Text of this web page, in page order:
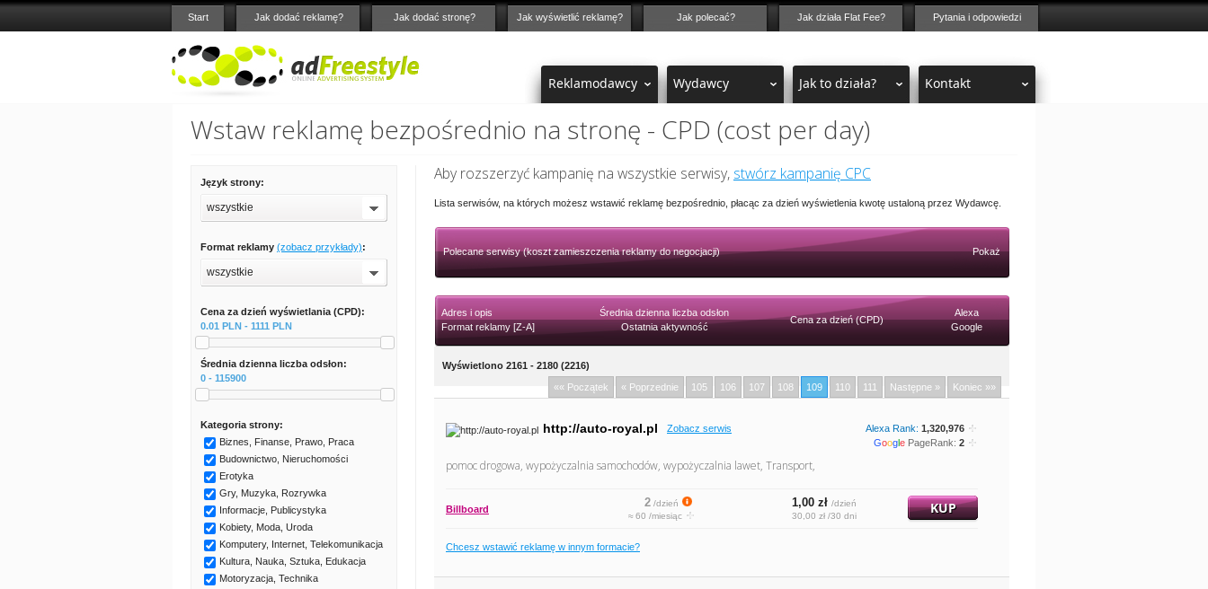
Start Jak dodać reklamę? Jak dodać stronę? Jak wyświetlić reklamę? Jak polecać? Jak działa Flat Fee? Pytania i odpowiedzi
Reklamodawcy Wydawcy Jak to działa? Kontakt
Wstaw reklamę bezpośrednio na stronę - CPD (cost per day)
Język strony:
wszystkie
Format reklamy (zobacz przykłady):
wszystkie
Cena za dzień wyświetlania (CPD):
0.01 PLN - 1111 PLN
Średnia dzienna liczba odsłon:
0 - 115900
Kategoria strony:
Biznes, Finanse, Prawo, Praca
Budownictwo, Nieruchomości
Erotyka
Gry, Muzyka, Rozrywka
Informacje, Publicystyka
Kobiety, Moda, Uroda
Komputery, Internet, Telekomunikacja
Kultura, Nauka, Sztuka, Edukacja
Motoryzacja, Technika
Aby rozszerzyć kampanię na wszystkie serwisy, stwórz kampanię CPC
Lista serwisów, na których możesz wstawić reklamę bezpośrednio, płacąc za dzień wyświetlenia kwotę ustaloną przez Wydawcę.
Polecane serwisy (koszt zamieszczenia reklamy do negocjacji) Pokaż
Adres i opis
Format reklamy [Z-A]
Średnia dzienna liczba odsłon
Ostatnia aktywność
Cena za dzień (CPD)
Alexa
Google
Wyświetlono 2161 - 2180 (2216)
«« Początek
« Poprzednie 105 106 107 108 109 110 111 Następne » Koniec »»
http://auto-royal.pl Zobacz serwis Alexa Rank: 1,320,976
Google PageRank: 2
pomoc drogowa, wypożyczalnia samochodów, wypożyczalnia lawet, Transport,
Billboard 2 /dzień
≈ 60 /miesiąc
1,00 zł /dzień
30,00 zł /30 dni
KUP
Chcesz wstawić reklamę w innym formacie?